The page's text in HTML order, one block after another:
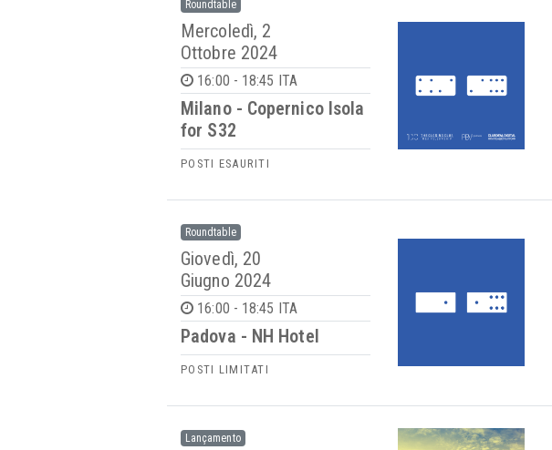
Roundtable
Mercoledì, 2
Ottobre 2024
16:00 - 18:45 ITA
Milano - Copernico Isola
for S32
POSTI ESAURITI
Roundtable
Giovedì, 20
Giugno 2024
16:00 - 18:45 ITA
Padova - NH Hotel
POSTI LIMITATI
Lançamento